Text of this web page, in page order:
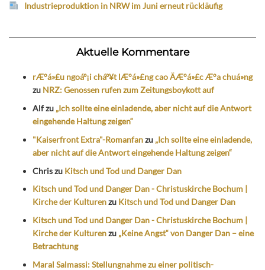
Industrieproduktion in NRW im Juni erneut rückläufig
Aktuelle Kommentare
rÆ°á»£u ngoáº¡i cháº¥t lÆ°á»£ng cao ÄÆ°á»£c Æ°a chuá»ng
zu NRZ: Genossen rufen zum Zeitungsboykott auf
Alfzu „Ich sollte eine einladende, aber nicht auf die Antwort
eingehende Haltung zeigen“
"Kaiserfront Extra"-Romanfanzu „Ich sollte eine einladende,
aber nicht auf die Antwort eingehende Haltung zeigen“
Chriszu Kitsch und Tod und Danger Dan
Kitsch und Tod und Danger Dan - Christuskirche Bochum |
Kirche der Kulturenzu Kitsch und Tod und Danger Dan
Kitsch und Tod und Danger Dan - Christuskirche Bochum |
Kirche der Kulturenzu „Keine Angst“ von Danger Dan – eine
Betrachtung
Maral Salmassi: Stellungnahme zu einer politisch-